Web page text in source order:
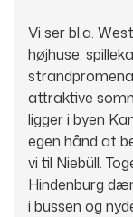
Vi ser bl.a.
højhuse,
attraktive
ligger i byen
egen hånd at
vi til Niebüll.
Hindenburg
i bussen og